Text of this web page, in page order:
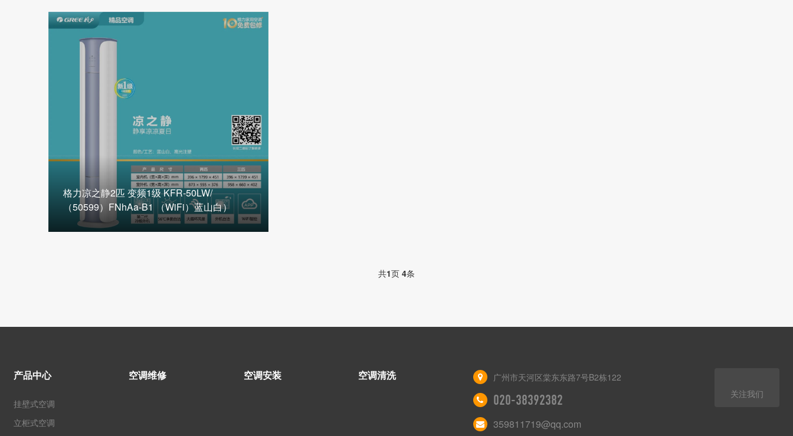
格力凉之静2匹 变频1级 KFR-50LW/
（50599）FNhAa-B1 （WiFi）蓝山白）
共1页 4条
产品中心
挂壁式空调
立柜式空调
空调维修 空调安装 空调清洗 广州市天河区棠东东路7号B2栋122
020-38392382
359811719@qq.com
关注我们